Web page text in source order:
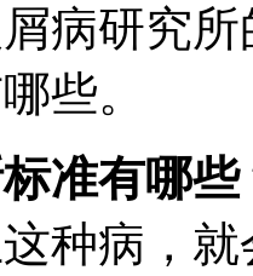
病研究
些。
准有哪些
种病，